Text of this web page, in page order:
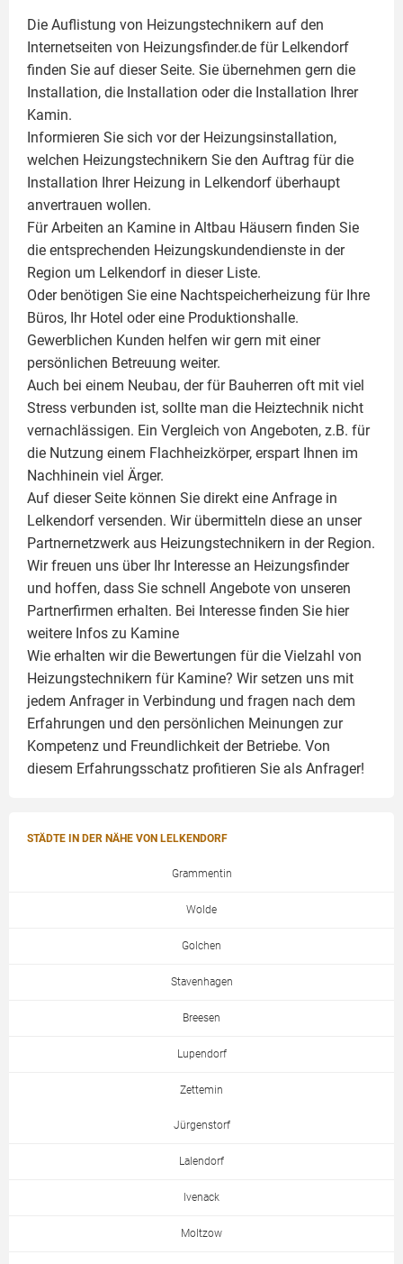
Die Auflistung von Heizungstechnikern auf den
Internetseiten von Heizungsfinder.de für Lelkendorf
finden Sie auf dieser Seite. Sie übernehmen gern die
Installation, die Installation oder die Installation Ihrer
Kamin.
Informieren Sie sich vor der Heizungsinstallation,
welchen Heizungstechnikern Sie den Auftrag für die
Installation Ihrer Heizung in Lelkendorf überhaupt
anvertrauen wollen.
Für Arbeiten an Kamine in Altbau Häusern finden Sie
die entsprechenden Heizungskundendienste in der
Region um Lelkendorf in dieser Liste.
Oder benötigen Sie eine Nachtspeicherheizung für Ihre
Büros, Ihr Hotel oder eine Produktionshalle.
Gewerblichen Kunden helfen wir gern mit einer
persönlichen Betreuung weiter.
Auch bei einem Neubau, der für Bauherren oft mit viel
Stress verbunden ist, sollte man die Heiztechnik nicht
vernachlässigen. Ein Vergleich von Angeboten, z.B. für
die Nutzung einem Flachheizkörper, erspart Ihnen im
Nachhinein viel Ärger.
Auf dieser Seite können Sie direkt eine Anfrage in
Lelkendorf versenden. Wir übermitteln diese an unser
Partnernetzwerk aus Heizungstechnikern in der Region.
Wir freuen uns über Ihr Interesse an Heizungsfinder
und hoffen, dass Sie schnell Angebote von unseren
Partnerfirmen erhalten. Bei Interesse finden Sie hier
weitere Infos zu Kamine
Wie erhalten wir die Bewertungen für die Vielzahl von
Heizungstechnikern für Kamine? Wir setzen uns mit
jedem Anfrager in Verbindung und fragen nach dem
Erfahrungen und den persönlichen Meinungen zur
Kompetenz und Freundlichkeit der Betriebe. Von
diesem Erfahrungsschatz profitieren Sie als Anfrager!
STÄDTE IN DER NÄHE VON LELKENDORF
Grammentin
Wolde
Golchen
Stavenhagen
Breesen
Lupendorf
Zettemin
Jürgenstorf
Lalendorf
Ivenack
Moltzow